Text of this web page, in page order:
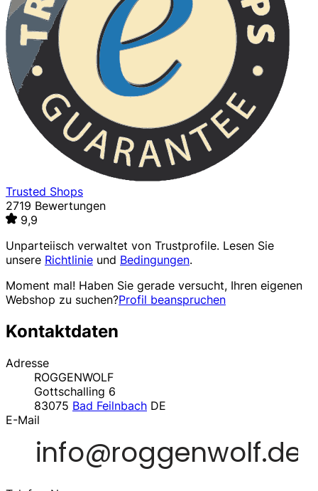
Trusted Shops
2719 Bewertungen
9,9
Unparteiisch verwaltet von Trustprofile. Lesen Sie
unsere Richtlinie und Bedingungen.
Moment mal! Haben Sie gerade versucht, Ihren eigenen
Webshop zu suchen?Profil beanspruchen
Kontaktdaten
Adresse
ROGGENWOLF
Gottschalling 6
83075 Bad Feilnbach DE
E-Mail